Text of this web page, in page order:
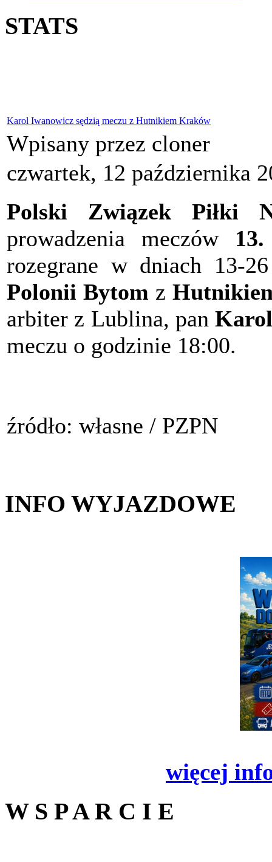
STATS
Karol Iwanowicz sędzią meczu z Hutnikiem Kraków
Wpisany przez cloner
czwartek, 12 października
Polski Związek Piłki
prowadzenia meczów
rozegrane w dniach 13-
Polonii Bytom z
arbiter z Lublina, pan
meczu o godzinie 18:00.
źródło: własne / PZPN
INFO WYJAZDOWE
więcej
W S P A R C I E